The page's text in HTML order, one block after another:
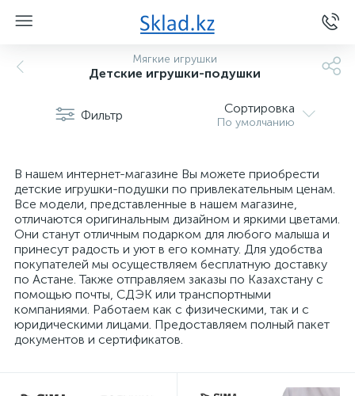
Мягкие игрушки
Детские игрушки-подушки
Фильтр Сортировка
По умолчанию
В нашем интернет-магазине Вы можете приобрести
детские игрушки-подушки по привлекательным ценам.
Все модели, представленные в нашем магазине,
отличаются оригинальным дизайном и яркими цветами.
Они станут отличным подарком для любого малыша и
принесут радость и уют в его комнату. Для удобства
покупателей мы осуществляем бесплатную доставку
по Астане. Также отправляем заказы по Казахстану с
помощью почты, СДЭК или транспортными
компаниями. Работаем как с физическими, так и с
юридическими лицами. Предоставляем полный пакет
документов и сертификатов.